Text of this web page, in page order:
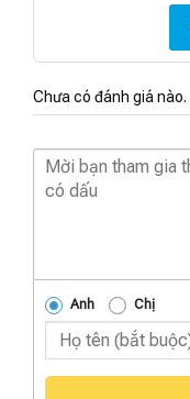
Chưa có đánh giá nào.
Anh Chị